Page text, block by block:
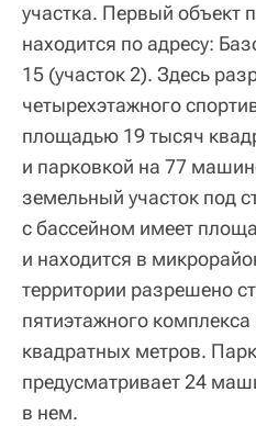
участка. Первый объект
находится по адресу:
15 (участок 2). Здесь
четырехэтажного
площадью 19 тысяч
и парковкой на 77
земельный участок под
с бассейном имеет
и находится в
территории разрешено
пятиэтажного
квадратных метров.
предусматривает 24
в нем.